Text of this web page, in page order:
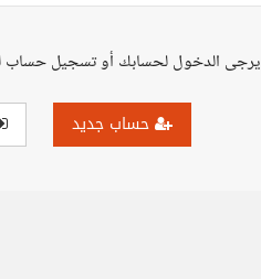
يرجى الدخول لحسابك أو تسجيل حساب
حساب جديد